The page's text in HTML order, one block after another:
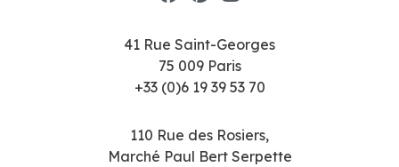
41 Rue Saint-Georges
75 009 Paris
+33 (0)6 19 39 53 70
110 Rue des Rosiers,
Marché Paul Bert Serpette